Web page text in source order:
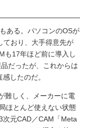
ある。パソコンのOSが
ており、大手得意先が
も17年ほど前に導入し
だったが、これからは
したのだ。
難しく、メーカーに電
ほとんど使えない状態
元CAD／CAM「Meta